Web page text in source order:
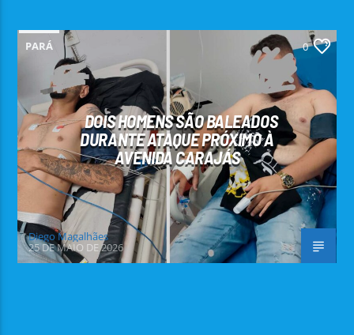
PARÁ 0
DOIS HOMENS SÃO BALEADOS
DURANTE ATAQUE PRÓXIMO À
AVENIDA CARAJÁS
Diego Magalhães
25 DE MAIO DE 2026